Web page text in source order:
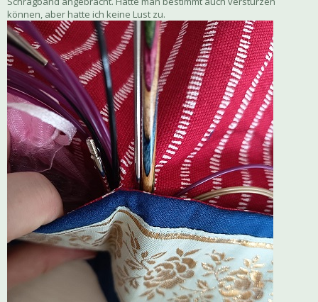
können, aber hatte ich keine Lust zu.